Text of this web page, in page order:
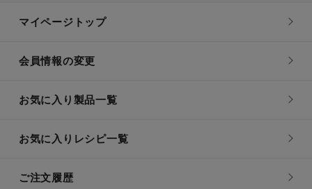
マイページトップ
会員情報の変更
お気に入り製品一覧
お気に入りレシピ一覧
ご注文履歴